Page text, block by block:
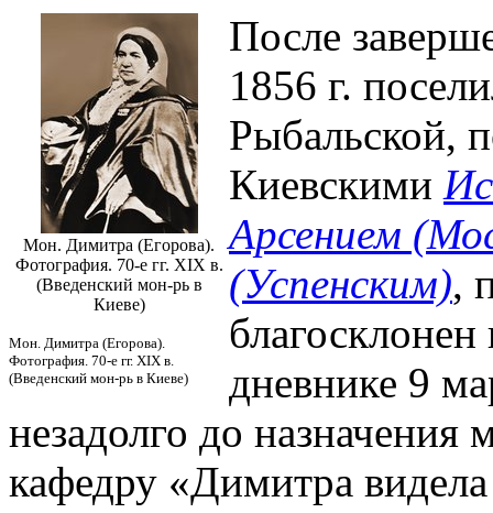
Мон. Димитра (Егорова).
Фотография. 70-е гг. XIX в.
(Введенский мон-рь в
Киеве)
Мон. Димитра (Егорова).
Фотография. 70-е гг. XIX в.
(Введенский мон-рь в Киеве)
После
1856 г.
Рыбальской,
Киевскими
Арсением
(Успенским),
дневнике 9
незадолго до
кафедру «Димитра